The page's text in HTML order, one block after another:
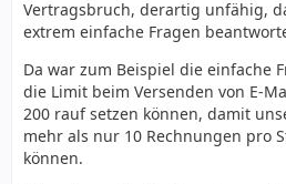
Vertragsbruch, derartig unfähig,
extrem einfache Fragen
Da war zum Beispiel die einfache
die Limit beim Versenden von E-
200 rauf setzen können, damit
mehr als nur 10 Rechnungen pro
können.